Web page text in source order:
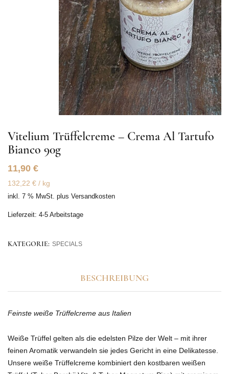
Vitelium Trüffelcreme – Crema Al Tartufo
Bianco 90g
11,90 €
132,22 € / kg
inkl. 7 % MwSt. plus Versandkosten
Lieferzeit: 4-5 Arbeitstage
KATEGORIE: SPECIALS
BESCHREIBUNG
Feinste weiße Trüffelcreme aus Italien
Weiße Trüffel gelten als die edelsten Pilze der Welt – mit ihrer
feinen Aromatik verwandeln sie jedes Gericht in eine Delikatesse.
Unsere weiße Trüffelcreme kombiniert den kostbaren weißen